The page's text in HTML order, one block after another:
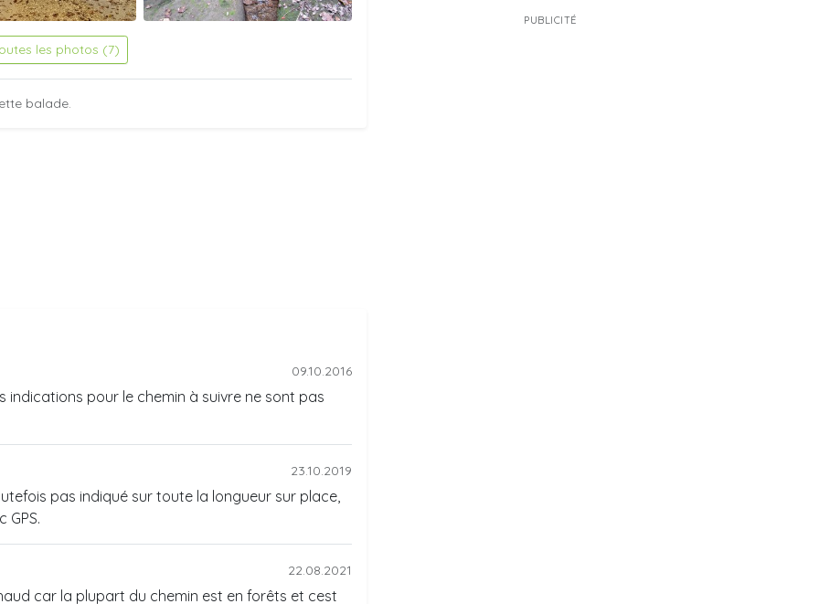
les photos (7)
balade.
PUBLICITÉ
09.10.2016
pour le chemin à suivre ne sont pas
23.10.2019
pas indiqué sur toute la longueur sur place,
22.08.2021
car la plupart du chemin est en forêts et cest